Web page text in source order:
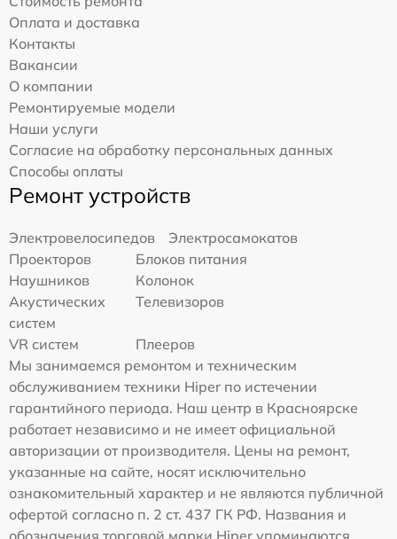
Оплата и доставка
Контакты
Вакансии
О компании
Ремонтируемые модели
Наши услуги
Согласие на обработку персональных данных
Способы оплаты
Ремонт устройств
Электровелосипедов
Электросамокатов
Проекторов
Блоков питания
Наушников
Колонок
Акустических
систем
Телевизоров
VR систем
Плееров
Мы занимаемся ремонтом и техническим
обслуживанием техники Hiper по истечении
гарантийного периода. Наш центр в Красноярске
работает независимо и не имеет официальной
авторизации от производителя. Цены на ремонт,
указанные на сайте, носят исключительно
ознакомительный характер и не являются публичной
офертой согласно п. 2 ст. 437 ГК РФ. Названия и
обозначения торговой марки Hiper упоминаются